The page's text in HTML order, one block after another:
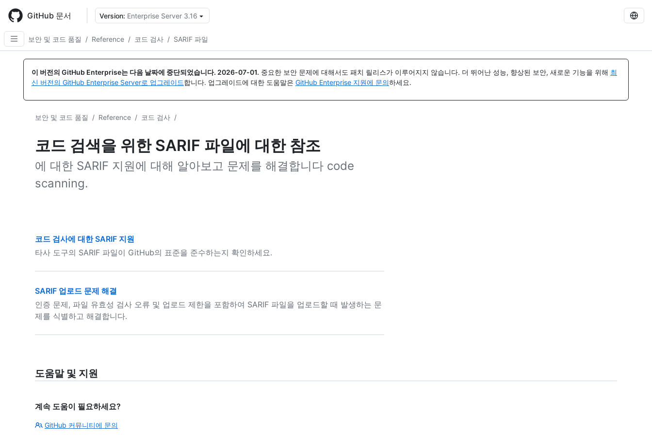
main
content
GitHub 문서 Version: Enterprise Server 3.16
보안 및 코드 품질
/ Reference / 코드 검사 / SARIF 파일
이 버전의 GitHub Enterprise는 다음 날짜에 중단되었습니다. 2026-07-01. 중요한 보안 문제에 대해서도 패치 릴리스가 이루어지지 않습니다. 더 뛰어난 성능, 향상된 보안, 새로운 기능을 위해 최
신 버전의 GitHub Enterprise Server로 업그레이드합니다. 업그레이드에 대한 도움말은 GitHub Enterprise 지원에 문의하세요.
보안 및 코드 품질 / Reference / 코드 검사 /
코드 검색을 위한 SARIF 파일에 대한 참조
에 대한 SARIF 지원에 대해 알아보고 문제를 해결합니다 code
scanning.
코드 검사에 대한 SARIF 지원
타사 도구의 SARIF 파일이 GitHub의 표준을 준수하는지 확인하세요.
SARIF 업로드 문제 해결
인증 문제, 파일 유효성 검사 오류 및 업로드 제한을 포함하여 SARIF 파일을 업로드할 때 발생하는 문
제를 식별하고 해결합니다.
도움말 및 지원
계속 도움이 필요하세요?
GitHub 커뮤니티에 문의